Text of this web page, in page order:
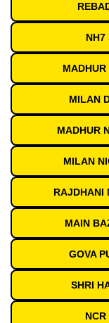
NH7
MILAN
MADHUR
MILAN
RAJDHANI
MAIN
GOVA
SHRI